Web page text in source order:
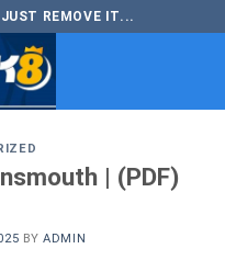
REMOVE IT...
| (PDF)
BYADMIN